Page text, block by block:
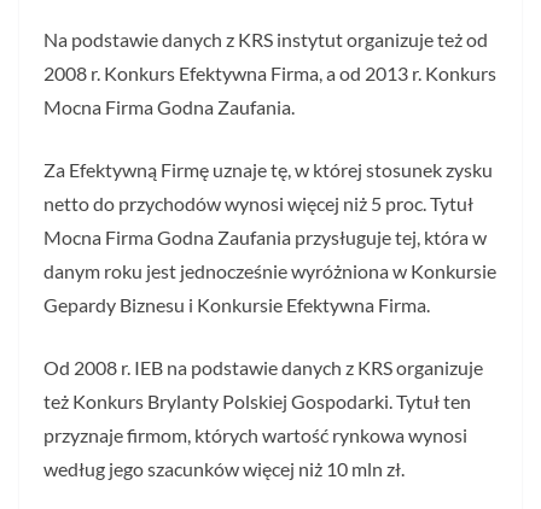
Na podstawie danych z KRS instytut organizuje też od
2008 r. Konkurs Efektywna Firma, a od 2013 r. Konkurs
Mocna Firma Godna Zaufania.
Za Efektywną Firmę uznaje tę, w której stosunek zysku
netto do przychodów wynosi więcej niż 5 proc. Tytuł
Mocna Firma Godna Zaufania przysługuje tej, która w
danym roku jest jednocześnie wyróżniona w Konkursie
Gepardy Biznesu i Konkursie Efektywna Firma.
Od 2008 r. IEB na podstawie danych z KRS organizuje
też Konkurs Brylanty Polskiej Gospodarki. Tytuł ten
przyznaje firmom, których wartość rynkowa wynosi
według jego szacunków więcej niż 10 mln zł.